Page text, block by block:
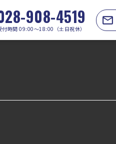
908-4519
付時間 09:00〜18:00（土日祝休）